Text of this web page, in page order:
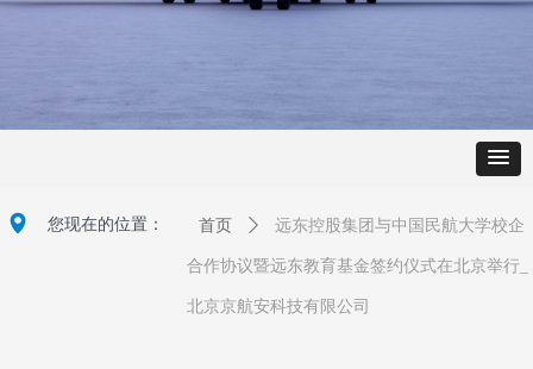
넹 您现在的位置： 首页 ꄲ 远东控股集团与中国民航大学校企
合作协议暨远东教育基金签约仪式在北京举行_
北京京航安科技有限公司